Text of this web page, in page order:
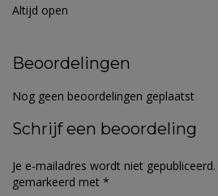
Altijd open
Beoordelingen
Nog geen beoordelingen geplaatst
Schrijf een beoordeling
Je e-mailadres wordt niet gepubliceerd.
gemarkeerd met *